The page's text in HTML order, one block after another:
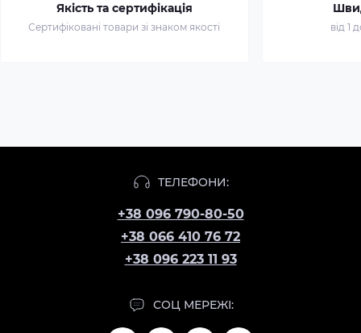
Якість та сертифікація
Сертифіковані товари зі знаком якості від 1
ТЕЛЕФОНИ:
+38 096 790-80-50
+38 066 410 76 72
+38 096 223 11 93
СОЦ МЕРЕЖІ: